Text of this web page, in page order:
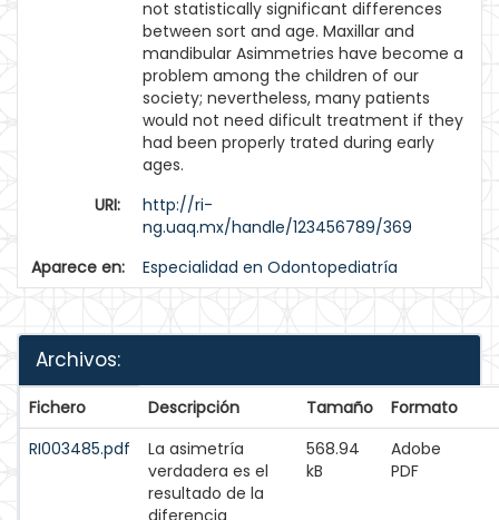
not statistically significant differences
between sort and age. Maxillar and
mandibular Asimmetries have become a
problem among the children of our
society; nevertheless, many patients
would not need dificult treatment if they
had been properly trated during early
ages.
URI:
http://ri-
ng.uaq.mx/handle/123456789/369
Aparece en:
Especialidad en Odontopediatría
Archivos:
Fichero Descripción Tamaño
Formato
RI003485.pdf
La asimetría
verdadera es el
resultado de la
diferencia
568.94
kB
Adobe
PDF